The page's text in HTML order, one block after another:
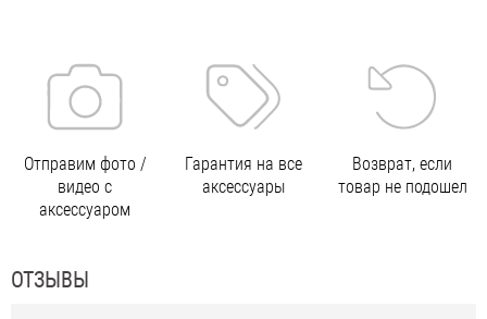
Отправим фото /
видео с
аксессуаром
Гарантия на все
аксессуары
Возврат, если
товар не подошел
ОТЗЫВЫ